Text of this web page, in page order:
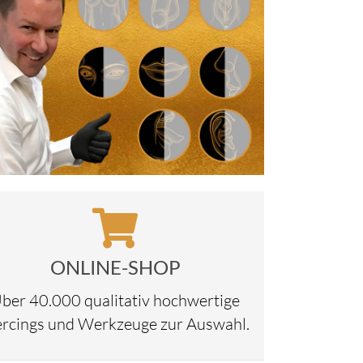
ONLINE-SHOP
40.000 qualitativ hochwertige
und Werkzeuge zur Auswahl.